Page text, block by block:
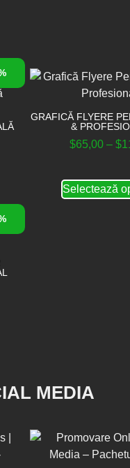
GRAFICĂ FLYERE
&
$65,00 – $
Selectează
MEDIA